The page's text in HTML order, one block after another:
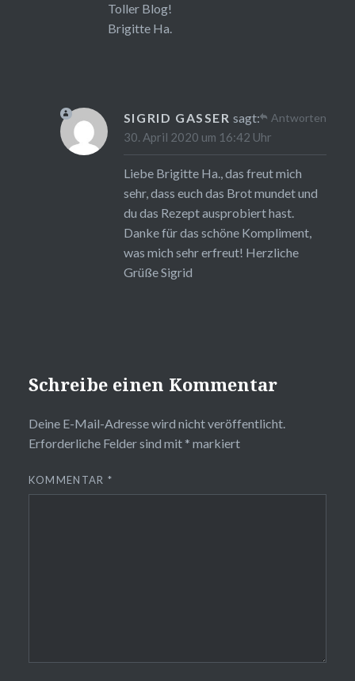
Toller Blog!
Brigitte Ha.
SIGRID GASSER sagt:
30. April 2020 um 16:42 Uhr
Liebe Brigitte Ha., das freut mich
sehr, dass euch das Brot mundet und
du das Rezept ausprobiert hast.
Danke für das schöne Kompliment,
was mich sehr erfreut! Herzliche
Grüße Sigrid
Antworten
Schreibe einen Kommentar
Deine E-Mail-Adresse wird nicht veröffentlicht.
Erforderliche Felder sind mit * markiert
KOMMENTAR *